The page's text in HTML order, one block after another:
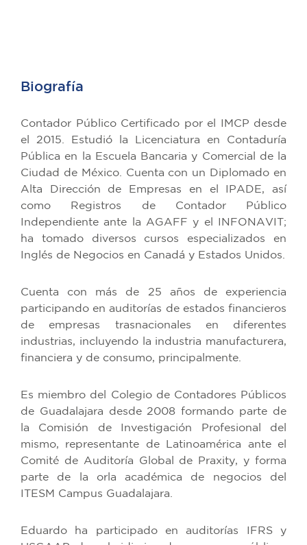
Biografía
Contador Público Certificado por el IMCP desde
el 2015. Estudió la Licenciatura en Contaduría
Pública en la Escuela Bancaria y Comercial de la
Ciudad de México. Cuenta con un Diplomado en
Alta Dirección de Empresas en el IPADE, así
como Registros de Contador Público
Independiente ante la AGAFF y el INFONAVIT;
ha tomado diversos cursos especializados en
Inglés de Negocios en Canadá y Estados Unidos.
Cuenta con más de 25 años de experiencia
participando en auditorías de estados financieros
de empresas trasnacionales en diferentes
industrias, incluyendo la industria manufacturera,
financiera y de consumo, principalmente.
Es miembro del Colegio de Contadores Públicos
de Guadalajara desde 2008 formando parte de
la Comisión de Investigación Profesional del
mismo, representante de Latinoamérica ante el
Comité de Auditoría Global de Praxity, y forma
parte de la orla académica de negocios del
ITESM Campus Guadalajara.
Eduardo ha participado en auditorías IFRS y